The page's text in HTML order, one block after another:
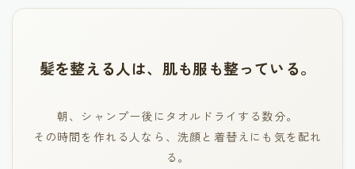
髪を整える人は、肌も服も整っている。
朝、シャンプー後にタオルドライする数分。
その時間を作れる人なら、洗顔と着替えにも気を配れ
る。